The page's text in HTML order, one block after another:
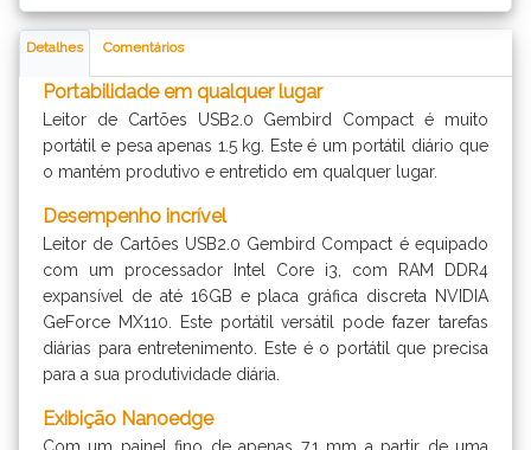
Detalhes Comentários
Portabilidade em qualquer lugar
Leitor de Cartões USB2.0 Gembird Compact é muito
portátil e pesa apenas 1.5 kg. Este é um portátil diário que
o mantém produtivo e entretido em qualquer lugar.
Desempenho incrível
Leitor de Cartões USB2.0 Gembird Compact é equipado
com um processador Intel Core i3, com RAM DDR4
expansível de até 16GB e placa gráfica discreta NVIDIA
GeForce MX110. Este portátil versátil pode fazer tarefas
diárias para entretenimento. Este é o portátil que precisa
para a sua produtividade diária.
Exibição Nanoedge